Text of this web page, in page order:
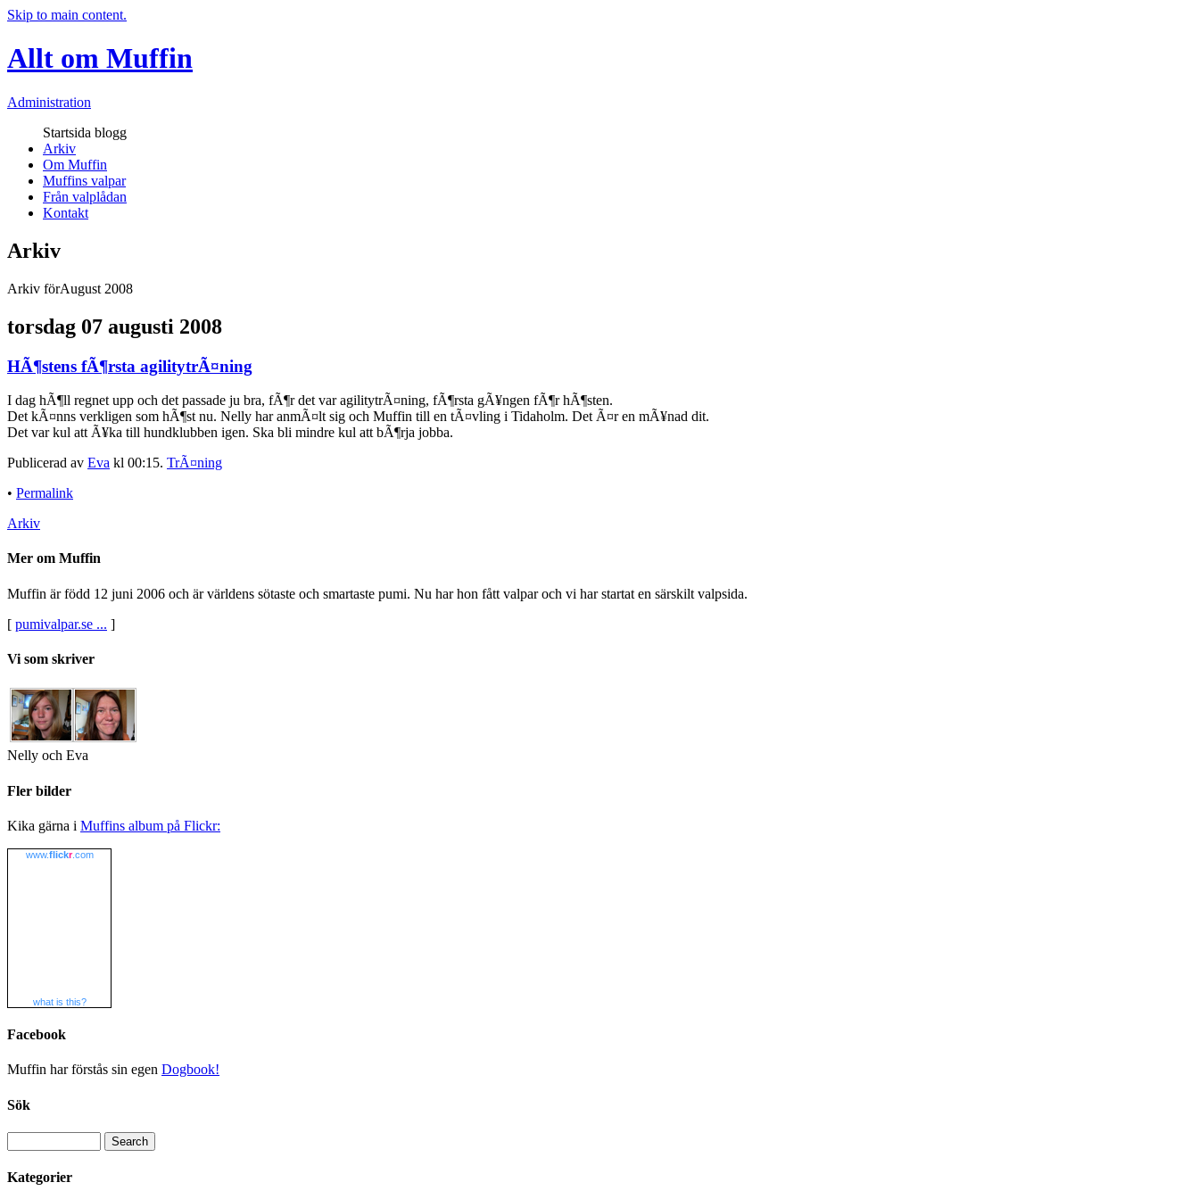
Skip to main content.
Allt om Muffin
Administration
Startsida blogg
Arkiv
Om Muffin
Muffins valpar
Från valplådan
Kontakt
Arkiv
Arkiv förAugust 2008
torsdag 07 augusti 2008
HÃ¶stens fÃ¶rsta agilitytrÃ¤ning
I dag hÃ¶ll regnet upp och det passade ju bra, fÃ¶r det var agilitytrÃ¤ning, fÃ¶rsta gÃ¥ngen fÃ¶r hÃ¶sten.
Det kÃ¤nns verkligen som hÃ¶st nu. Nelly har anmÃ¤lt sig och Muffin till en tÃ¤vling i Tidaholm. Det Ã¤r en mÃ¥nad dit.
Det var kul att Ã¥ka till hundklubben igen. Ska bli mindre kul att bÃ¶rja jobba.
Publicerad av Eva kl 00:15. TrÃ¤ning
• Permalink
Arkiv
Mer om Muffin
Muffin är född 12 juni 2006 och är världens sötaste och smartaste pumi. Nu har hon fått valpar och vi har startat en särskilt valpsida.
[ pumivalpar.se ... ]
Vi som skriver
Nelly och Eva
Fler bilder
Kika gärna i Muffins album på Flickr:
www.flickr.com
what is this?
Facebook
Muffin har förstås sin egen Dogbook!
Sök
Kategorier